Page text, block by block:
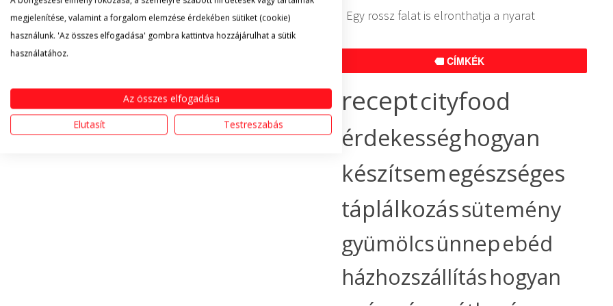
Egy rossz falat is elronthatja a nyarat
CÍMKÉK
receptcityfood
érdekességhogyan
készítsemegészséges
táplálkozássütemény
gyümölcsünnepebéd
házhozszállításhogyan
megjelenítése, valamint a forgalom elemzése érdekében sütiket (cookie)
használunk. 'Az összes elfogadása' gombra kattintva hozzájárulhat a sütik
használatához.
Az összes elfogadása
Elutasít
Testreszabás